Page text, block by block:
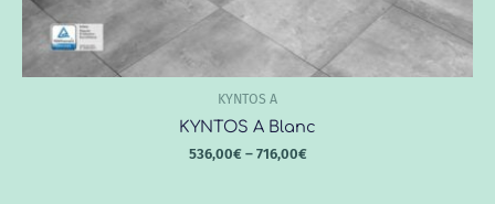
KYNTOS A
KYNTOS A Blanc
536,00€– 716,00€